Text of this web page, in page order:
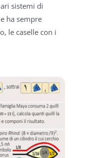
sistemi di
ha sempre
le caselle con i